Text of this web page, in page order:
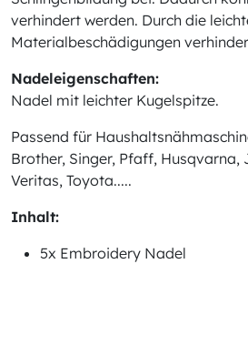
verhindert werden. Durch die
Materialbeschädigungen
Nadeleigenschaften:
Nadel mit leichter Kugelspitze.
Passend für
Brother, Singer, Pfaff, Husqvarna,
Veritas, Toyota.....
Inhalt:
5x Embroidery Nadel